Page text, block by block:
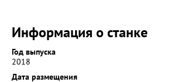
Информация о станке
Год выпуска
2018
Дата размещения